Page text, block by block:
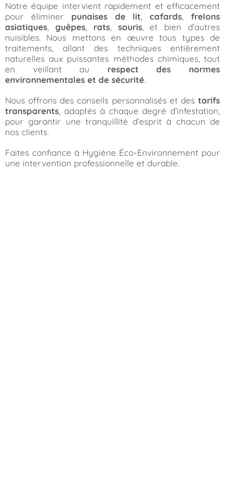
Notre équipe intervient rapidement et efficacement
pour éliminer punaises de lit ,cafards ,frelons
asiatiques
guêpes, rats, souris, et bien d’autres
nuisibles. Nous mettons en œuvre tous types de
traitements, allant des techniques entièrement
naturelles aux puissantes méthodes chimiques, tout
en veillant au respect des normes
environnementales et de sécurité.
Nous offrons des conseils personnalisés et des tarifs
transparents , adaptés à chaque degré d’infestation,
pour garantir une tranquillité d’esprit à chacun de
nos clients.
Faites confiance à Hygiène Éco-Environnement pour
une intervention professionnelle et durable.